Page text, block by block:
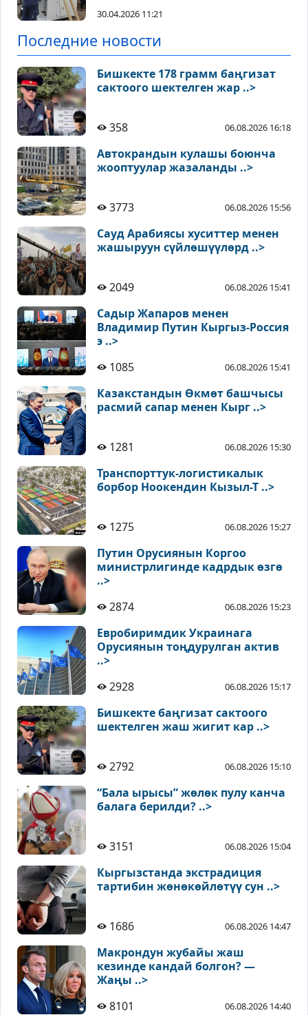
30.04.2026 11:21
Последние новости
Бишкекте 178 грамм баңгизат
сактоого шектелген жар ..>
358 06.08.2026 16:18
Автокрандын кулашы боюнча
жооптуулар жазаланды ..>
3773 06.08.2026 15:56
Сауд Арабиясы хуситтер менен
жашыруун сүйлөшүүлөрд ..>
2049 06.08.2026 15:41
Садыр Жапаров менен
Владимир Путин Кыргыз-Россия
э ..>
1085
06.08.2026 15:41
Казакстандын Өкмөт башчысы
расмий сапар менен Кырг ..>
1281 06.08.2026 15:30
Транспорттук-логистикалык
борбор Ноокендин Кызыл-Т ..>
1275 06.08.2026 15:27
Путин Орусиянын Коргоо
министрлигинде кадрдык өзгө
..>
2874
06.08.2026 15:23
Евробиримдик Украинага
Орусиянын тоңдурулган актив
..>
2928
06.08.2026 15:17
Бишкекте баңгизат сактоого
шектелген жаш жигит кар ..>
2792 06.08.2026 15:10
“Бала ырысы” жөлөк пулу канча
балага берилди? ..>
3151 06.08.2026 15:04
Кыргызстанда экстрадиция
тартибин жөнөкөйлөтүү сун ..>
1686 06.08.2026 14:47
Макрондун жубайы жаш
кезинде кандай болгон? —
Жаңы ..>
8101
06.08.2026 14:40